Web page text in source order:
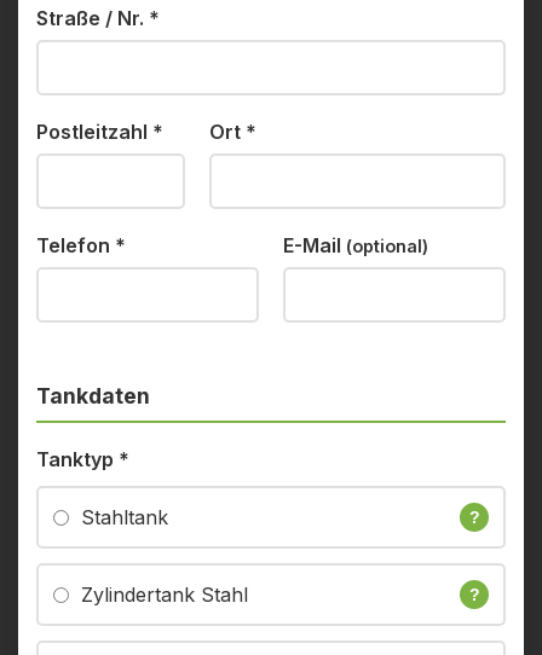
Straße / Nr. *
Postleitzahl * Ort *
Telefon * E-Mail (optional)
Tankdaten
Tanktyp *
Stahltank ?
Zylindertank Stahl ?